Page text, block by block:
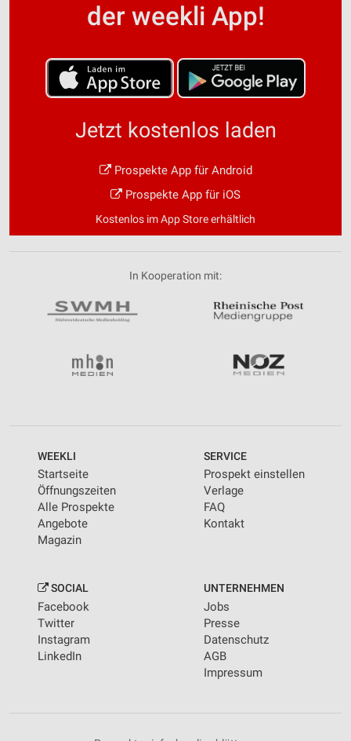
der weekli App!
Jetzt kostenlos laden
Prospekte App für Android
Prospekte App für iOS
Kostenlos im App Store erhältlich
In Kooperation mit:
WEEKLI
Startseite
Öffnungszeiten
Alle Prospekte
Angebote
Magazin
SERVICE
Prospekt einstellen
Verlage
FAQ
Kontakt
SOCIAL
Facebook
Twitter
Instagram
LinkedIn
UNTERNEHMEN
Jobs
Presse
Datenschutz
AGB
Impressum